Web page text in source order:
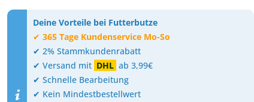
Deine Vorteile bei Futterbutze
✔365 Tage Kundenservice Mo-So
✔ 2% Stammkundenrabatt
✔ Versand mit DHL ab 3,99€
✔ Schnelle Bearbeitung
✔ Kein Mindestbestellwert